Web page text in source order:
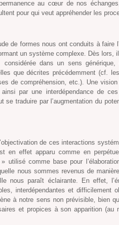
au cœur de nos
pour qui veut appréhender les
de formes nous ont conduits à faire
un système complexe. Dès lors,
dans un sens
que décrites précédemment (cf.
de compréhension, etc.). Une
ainsi par une interdépendance de
traduire par l’augmentation du
de ces interactions
en effet apparu comme en
utilisé comme base pour
nous sommes revenus de
nous paraît éclairante. En effet,
interdépendantes et difficilement
à notre sens non prévisible, bien
et propices à son apparition (au